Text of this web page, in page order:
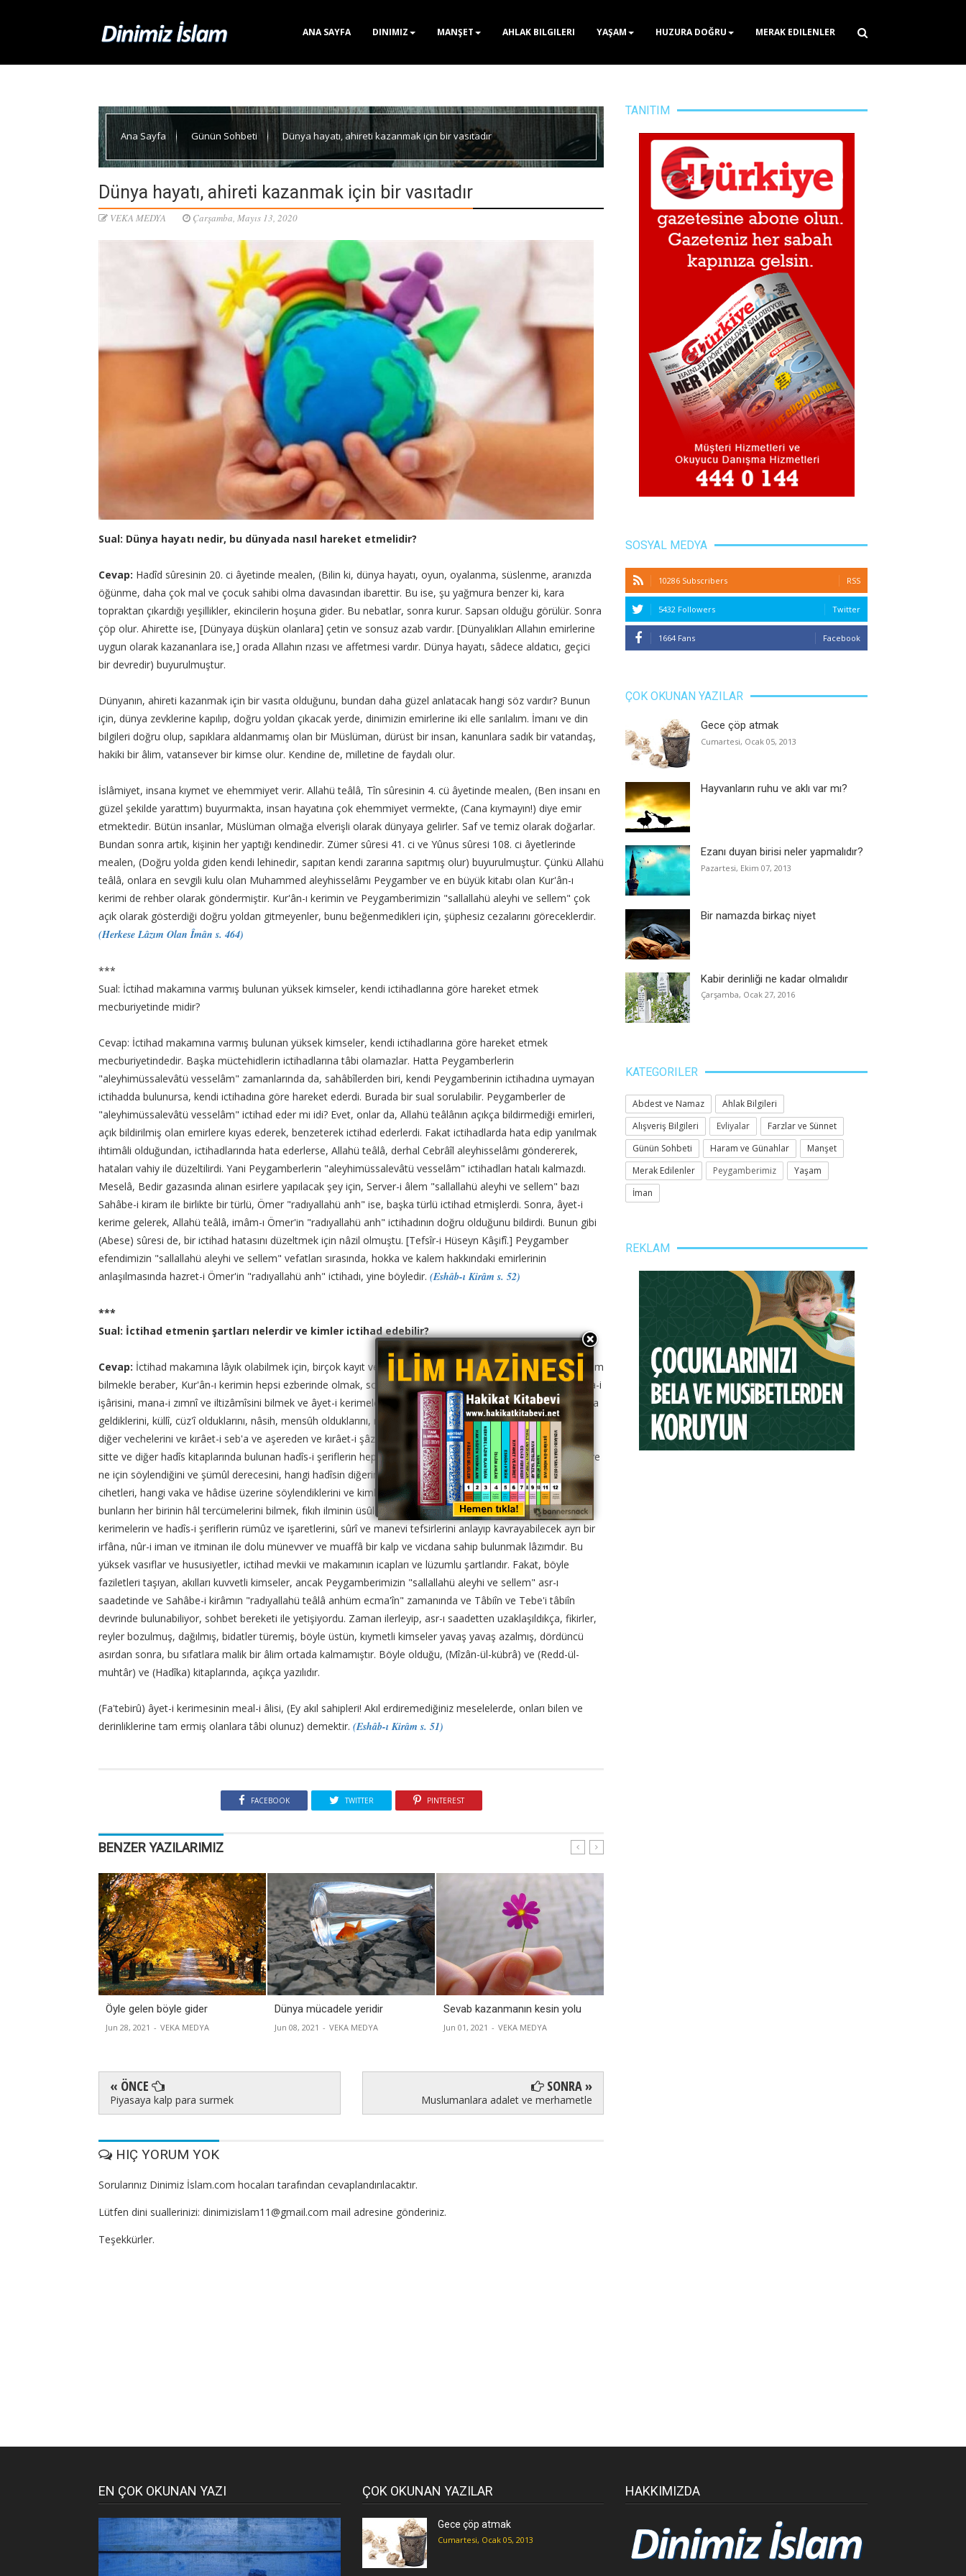
ANA SAYFA DINIMIZ MANŞET AHLAK BILGILERI YAŞAM HUZURA DOĞRU MERAK EDILENLER
Ana Sayfa Günün Sohbeti Dünya hayatı, ahireti kazanmak için bir vasıtadır
Dünya hayatı, ahireti kazanmak için bir vasıtadır
VEKA MEDYA Çarşamba, Mayıs 13, 2020
Sual: Dünya hayatı nedir, bu dünyada nasıl hareket etmelidir?
Cevap: Hadîd sûresinin 20. ci âyetinde mealen, (Bilin ki, dünya hayatı, oyun, oyalanma, süslenme, aranızda
öğünme, daha çok mal ve çocuk sahibi olma davasından ibarettir. Bu ise, şu yağmura benzer ki, kara
topraktan çıkardığı yeşillikler, ekincilerin hoşuna gider. Bu nebatlar, sonra kurur. Sapsarı olduğu görülür. Sonra
çöp olur. Ahirette ise, [Dünyaya düşkün olanlara] çetin ve sonsuz azab vardır. [Dünyalıkları Allahın emirlerine
uygun olarak kazananlara ise,] orada Allahın rızası ve affetmesi vardır. Dünya hayatı, sâdece aldatıcı, geçici
bir devredir) buyurulmuştur.
Dünyanın, ahireti kazanmak için bir vasıta olduğunu, bundan daha güzel anlatacak hangi söz vardır? Bunun
için, dünya zevklerine kapılıp, doğru yoldan çıkacak yerde, dinimizin emirlerine iki elle sarılalım. İmanı ve din
bilgileri doğru olup, sapıklara aldanmamış olan bir Müslüman, dürüst bir insan, kanunlara sadık bir vatandaş,
hakiki bir âlim, vatansever bir kimse olur. Kendine de, milletine de faydalı olur.
İslâmiyet, insana kıymet ve ehemmiyet verir. Allahü teâlâ, Tîn sûresinin 4. cü âyetinde mealen, (Ben insanı en
güzel şekilde yarattım) buyurmakta, insan hayatına çok ehemmiyet vermekte, (Cana kıymayın!) diye emir
etmektedir. Bütün insanlar, Müslüman olmağa elverişli olarak dünyaya gelirler. Saf ve temiz olarak doğarlar.
Bundan sonra artık, kişinin her yaptığı kendinedir. Zümer sûresi 41. ci ve Yûnus sûresi 108. ci âyetlerinde
mealen, (Doğru yolda giden kendi lehinedir, sapıtan kendi zararına sapıtmış olur) buyurulmuştur. Çünkü Allahü
teâlâ, onlara en sevgili kulu olan Muhammed aleyhisselâmı Peygamber ve en büyük kitabı olan Kur'ân-ı
kerimi de rehber olarak göndermiştir. Kur'ân-ı kerimin ve Peygamberimizin "sallallahü aleyhi ve sellem" çok
açık olarak gösterdiği doğru yoldan gitmeyenler, bunu beğenmedikleri için, şüphesiz cezalarını göreceklerdir.
(Herkese Lâzım Olan Îmân s. 464)
***
Sual: İctihad makamına varmış bulunan yüksek kimseler, kendi ictihadlarına göre hareket etmek
mecburiyetinde midir?
Cevap: İctihad makamına varmış bulunan yüksek kimseler, kendi ictihadlarına göre hareket etmek
mecburiyetindedir. Başka müctehidlerin ictihadlarına tâbi olamazlar. Hatta Peygamberlerin
"aleyhimüssalevâtü vesselâm" zamanlarında da, sahâbîlerden biri, kendi Peygamberinin ictihadına uymayan
ictihadda bulunursa, kendi ictihadına göre hareket ederdi. Burada bir sual sorulabilir. Peygamberler de
"aleyhimüssalevâtü vesselâm" ictihad eder mi idi? Evet, onlar da, Allahü teâlânın açıkça bildirmediği emirleri,
açık bildirilmiş olan emirlere kıyas ederek, benzeterek ictihad ederlerdi. Fakat ictihadlarda hata edip yanılmak
ihtimâli olduğundan, ictihadlarında hata ederlerse, Allahü teâlâ, derhal Cebrâîl aleyhisselâmı göndererek,
hataları vahiy ile düzeltilirdi. Yani Peygamberlerin "aleyhimüssalevâtü vesselâm" ictihadları hatalı kalmazdı.
Meselâ, Bedir gazasında alınan esirlere yapılacak şey için, Server-i âlem "sallallahü aleyhi ve sellem" bazı
Sahâbe-i kiram ile birlikte bir türlü, Ömer "radıyallahü anh" ise, başka türlü ictihad etmişlerdi. Sonra, âyet-i
kerime gelerek, Allahü teâlâ, imâm-ı Ömer'in "radıyallahü anh" ictihadının doğru olduğunu bildirdi. Bunun gibi
(Abese) sûresi de, bir ictihad hatasını düzeltmek için nâzil olmuştu. [Tefsîr-i Hüseyn Kâşifî.] Peygamber
efendimizin "sallallahü aleyhi ve sellem" vefatları sırasında, hokka ve kalem hakkındaki emirlerinin
anlaşılmasında hazret-i Ömer'in "radıyallahü anh" ictihadı, yine böyledir. (Eshâb-ı Kirâm s. 52)
***
Sual: İctihad etmenin şartları nelerdir ve kimler ictihad edebilir?
Cevap: İctihad makamına lâyık olabilmek için, birçok kayıt ve şartlar vardır. Evvelâ arabî yüksek ilimleri tamam
bilmekle beraber, Kur'ân-ı kerimin hepsi ezberinde olmak, sonra, âyet-i kerimelerin mana-i murâdîsini, mana-i
işârisini, mana-i zımnî ve iltizâmîsini bilmek ve âyet-i kerimelerin, indiği zamanları ve sebepleri ve ne hakkında
geldiklerini, küllî, cüz'î olduklarını, nâsih, mensûh olduklarını, mukayyed ve mutlak olduklarını ve bunlar gibi
diğer vechelerini ve kırâet-i seb'a ve aşereden ve kırâet-i şâzzeden nasıl istihrâc edildiklerini bilmek, kütüb-i
sitte ve diğer hadîs kitaplarında bulunan hadîs-i şeriflerin hepsini ezberden bilmek ve her hadîsin ne zaman ve
ne için söylendiğini ve şümûl derecesini, hangi hadîsin diğerinden evvel veya sonra olduğunu, ait oldukları
cihetleri, hangi vaka ve hâdise üzerine söylendiklerini ve kimler tarafından nakil ve rivayet edildiklerini ve
bunların her birinin hâl tercümelerini bilmek, fıkıh ilminin üsûl ve kaidelerine vâkıf olmak, oniki ilmi, âyet-i
kerimelerin ve hadîs-i şeriflerin rümûz ve işaretlerini, sûrî ve manevi tefsirlerini anlayıp kavrayabilecek ayrı bir
irfâna, nûr-i iman ve itminan ile dolu münevver ve muaffâ bir kalp ve vicdana sahip bulunmak lâzımdır. Bu
yüksek vasıflar ve hususiyetler, ictihad mevkii ve makamının icapları ve lüzumlu şartlarıdır. Fakat, böyle
faziletleri taşıyan, akılları kuvvetli kimseler, ancak Peygamberimizin "sallallahü aleyhi ve sellem" asr-ı
saadetinde ve Sahâbe-i kirâmın "radıyallahü teâlâ anhüm ecma'în" zamanında ve Tâbiîn ve Tebe'i tâbiîn
devrinde bulunabiliyor, sohbet bereketi ile yetişiyordu. Zaman ilerleyip, asr-ı saadetten uzaklaşıldıkça, fikirler,
reyler bozulmuş, dağılmış, bidatler türemiş, böyle üstün, kıymetli kimseler yavaş yavaş azalmış, dördüncü
asırdan sonra, bu sıfatlara malik bir âlim ortada kalmamıştır. Böyle olduğu, (Mîzân-ül-kübrâ) ve (Redd-ül-
muhtâr) ve (Hadîka) kitaplarında, açıkça yazılıdır.
(Fa'tebirû) âyet-i kerimesinin meal-i âlisi, (Ey akıl sahipleri! Akıl erdiremediğiniz meselelerde, onları bilen ve
derinliklerine tam ermiş olanlara tâbi olunuz) demektir. (Eshâb-ı Kirâm s. 51)
FACEBOOK TWITTER PINTEREST
BENZER YAZILARIMIZ
Öyle gelen böyle gider
Jun 28, 2021 - VEKA MEDYA
Dünya mücadele yeridir
Jun 08, 2021 - VEKA MEDYA
Sevab kazanmanın kesin yolu
Jun 01, 2021 - VEKA MEDYA
« ÖNCE
Piyasaya kalp para surmek
SONRA »
Muslumanlara adalet ve merhametle
HIÇ YORUM YOK
Sorularınız Dinimiz İslam.com hocaları tarafından cevaplandırılacaktır.
Lütfen dini suallerinizi: dinimizislam11@gmail.com mail adresine gönderiniz.
Teşekkürler.
TANITIM
SOSYAL MEDYA
10286 Subscribers RSS
5432 Followers Twitter
1664 Fans Facebook
ÇOK OKUNAN YAZILAR
Gece çöp atmak
Cumartesi, Ocak 05, 2013
Hayvanların ruhu ve aklı var mı?
Ezanı duyan birisi neler yapmalıdır?
Pazartesi, Ekim 07, 2013
Bir namazda birkaç niyet
Kabir derinliği ne kadar olmalıdır
Çarşamba, Ocak 27, 2016
KATEGORILER
Abdest ve Namaz
Ahlak Bilgileri
Alışveriş Bilgileri
Evliyalar
Farzlar ve Sünnet
Günün Sohbeti
Haram ve Günahlar
Manşet
Merak Edilenler
Peygamberimiz
Yaşam
İman
REKLAM
EN ÇOK OKUNAN YAZI ÇOK OKUNAN YAZILAR
Gece çöp atmak
Cumartesi, Ocak 05, 2013
HAKKIMIZDA